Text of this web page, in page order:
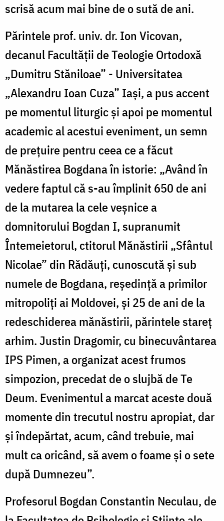
scrisă acum mai bine de o sută de ani.
Părintele prof. univ. dr. Ion Vicovan,
decanul Facultăţii de Teologie Ortodoxă
„Dumitru Stăniloae” - Universitatea
„Alexandru Ioan Cuza” Iaşi, a pus accent
pe momentul liturgic şi apoi pe momentul
academic al acestui eveniment, un semn
de preţuire pentru ceea ce a făcut
Mănăstirea Bogdana în istorie: „Având în
vedere faptul că s-au împlinit 650 de ani
de la mutarea la cele veşnice a
domnitorului Bogdan I, supranumit
Întemeietorul, ctitorul Mănăstirii „Sfântul
Nicolae” din Rădăuţi, cunoscută şi sub
numele de Bogdana, reşedinţă a primilor
mitropoliţi ai Moldovei, şi 25 de ani de la
redeschiderea mănăstirii, părintele stareţ
arhim. Justin Dragomir, cu binecuvântarea
IPS Pimen, a organizat acest frumos
simpozion, precedat de o slujbă de Te
Deum. Evenimentul a marcat aceste două
momente din trecutul nostru apropiat, dar
şi îndepărtat, acum, când trebuie, mai
mult ca oricând, să avem o foame şi o sete
după Dumnezeu”.
Profesorul Bogdan Constantin Neculau, de